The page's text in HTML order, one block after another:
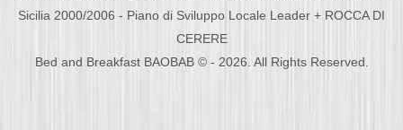
Sicilia 2000/2006 - Piano di Sviluppo Locale Leader + ROCCA DI
CERERE
Bed and Breakfast BAOBAB © - 2026. All Rights Reserved.